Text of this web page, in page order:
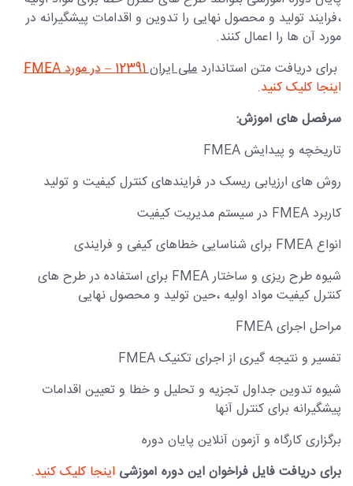
،فرایند تولید و محصول نهایی را تدوین و اقدامات پیشگیرانه در
مورد آن ها را اعمال کنند.
برای دریافت متن استانداردملی ایران12391 – در مورد
FMEA
اینجا کلیک کنید.
سرفصل های آموزش:
تاریخچه و پیدایش FMEA
روش های ارزیابی ریسک در فرایندهای کنترل کیفیت و تولید
کاربرد FMEA در سیستم مدیریت کیفیت
انواع FMEA برای شناسایی خطاهای کیفی و فرایندی
شیوه طرح ریزی و ساختار FMEA برای استفاده در طرح های
کنترل کیفیت مواد اولیه ،حین تولید و محصول نهایی
مراحل اجرای FMEA
تفسیر و نتیجه گیری از اجرای تکنیک FMEA
شیوه تدوین جداول تجزیه و تحلیل و خطا و تعیین اقدامات
پیشگیرانه برای کنترل آنها
برگزاری کارگاه و آزمون آنلاین پایان دوره
برای دریافت فایل فراخوان این دوره آموزشی اینجا کلیک کنید.